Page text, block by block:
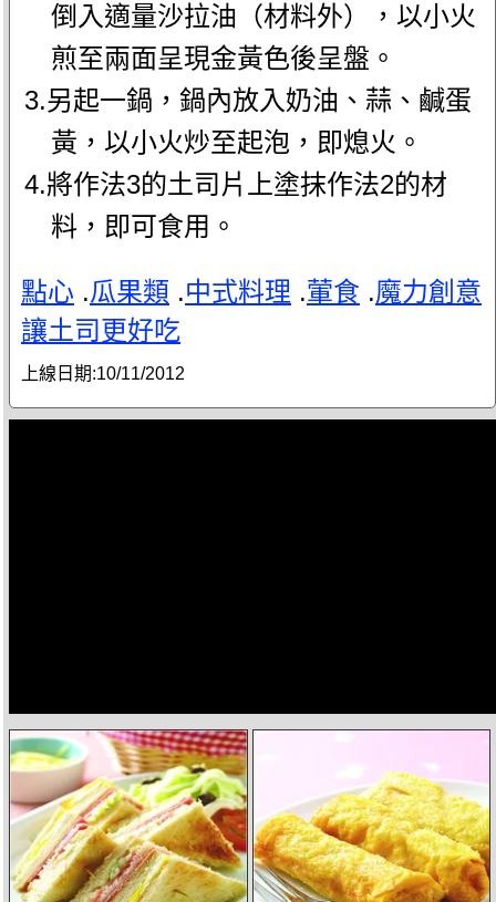
倒入適量沙拉油（材料外），以小火
煎至兩面呈現金黃色後呈盤。
3.另起一鍋，鍋內放入奶油、蒜、鹹蛋
黃，以小火炒至起泡，即熄火。
4.將作法3的土司片上塗抹作法2的材
料，即可食用。
點心 .瓜果類 .中式料理 .葷食 .魔力創意
讓土司更好吃
上線日期:10/11/2012